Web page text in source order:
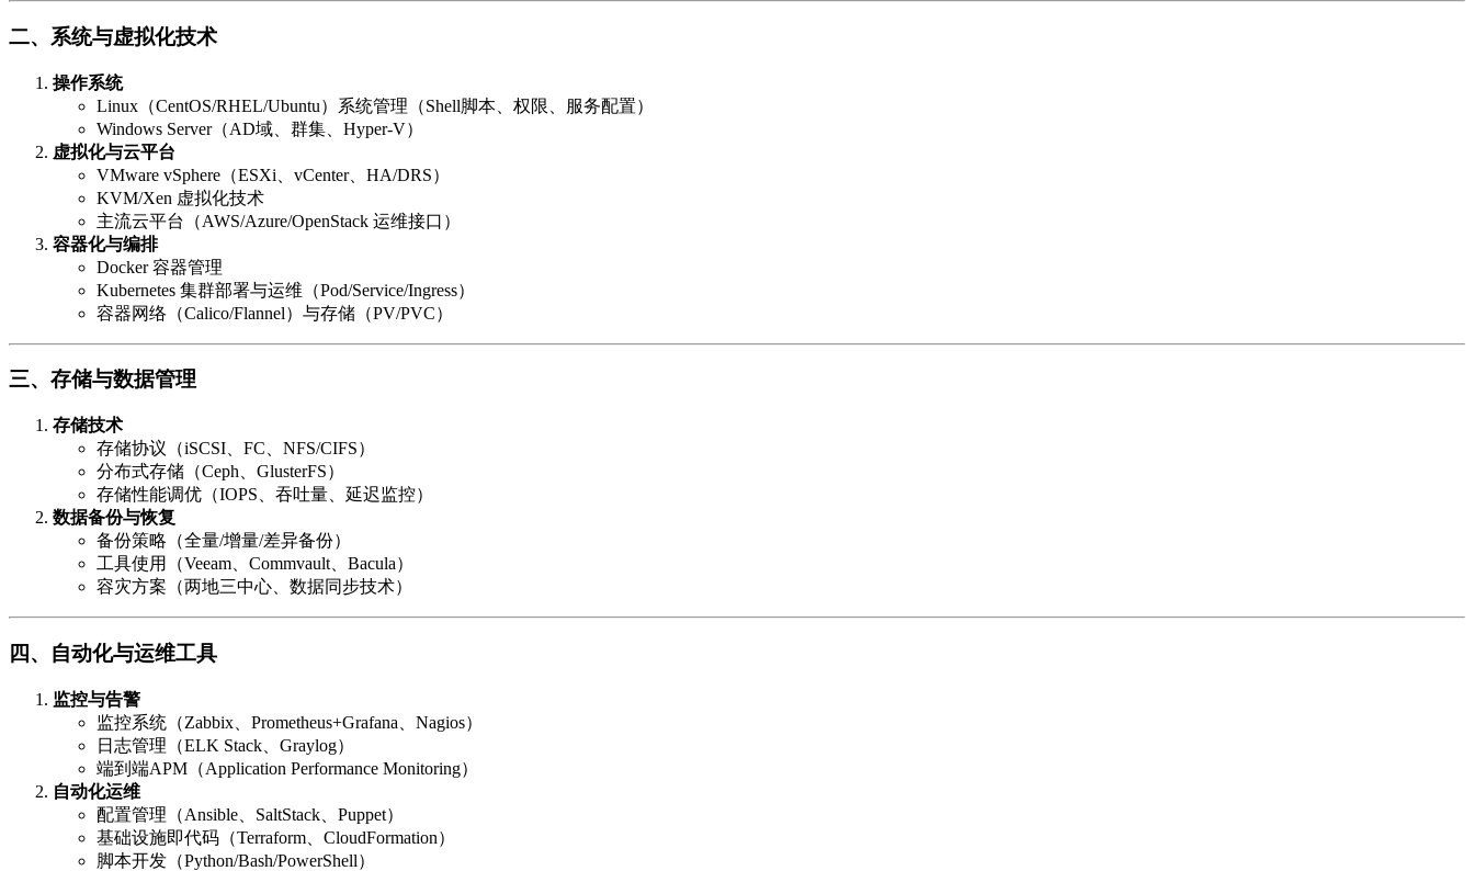
二、系统与虚拟化技术
操作系统
Linux（CentOS/RHEL/Ubuntu）系统管理（Shell脚本、权限、服务配置）
Windows Server（AD域、群集、Hyper-V）
虚拟化与云平台
VMware vSphere（ESXi、vCenter、HA/DRS）
KVM/Xen 虚拟化技术
主流云平台（AWS/Azure/OpenStack 运维接口）
容器化与编排
Docker 容器管理
Kubernetes 集群部署与运维（Pod/Service/Ingress）
容器网络（Calico/Flannel）与存储（PV/PVC）
三、存储与数据管理
存储技术
存储协议（iSCSI、FC、NFS/CIFS）
分布式存储（Ceph、GlusterFS）
存储性能调优（IOPS、吞吐量、延迟监控）
数据备份与恢复
备份策略（全量/增量/差异备份）
工具使用（Veeam、Commvault、Bacula）
容灾方案（两地三中心、数据同步技术）
四、自动化与运维工具
监控与告警
监控系统（Zabbix、Prometheus+Grafana、Nagios）
日志管理（ELK Stack、Graylog）
端到端APM（Application Performance Monitoring）
自动化运维
配置管理（Ansible、SaltStack、Puppet）
基础设施即代码（Terraform、CloudFormation）
脚本开发（Python/Bash/PowerShell）